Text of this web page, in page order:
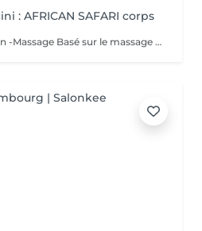
: AFRICAN SAFARI corps
Baobab & Cacao: Exfoliation -Massage Basé sur le massage Hilotra de Madagascar, il combine des techniques ancestrales africaines et asiatiques pour générer une sensation de connexion avec la nature et un équilibre corporel. AFRICAN BLISS : Massage SWEET Maternity: Basé sur la technique du drainage lymphatique, ce rituel combine des mouvements ascendants et des mouvements enveloppants qui favorisent une sensation de légèreté et de confort immédiate dans les jambes Light Legs : Basé sur la technique du drainage lymphatique, ce rituel combine des mouvements ascendants et des mouvements enveloppants qui favorisent une sensation de légèreté et de confort immédiate dans les jambes